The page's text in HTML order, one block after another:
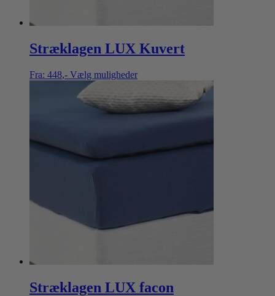
Stræklagen LUX Kuvert
Fra: 448,- Vælg muligheder
Stræklagen LUX facon